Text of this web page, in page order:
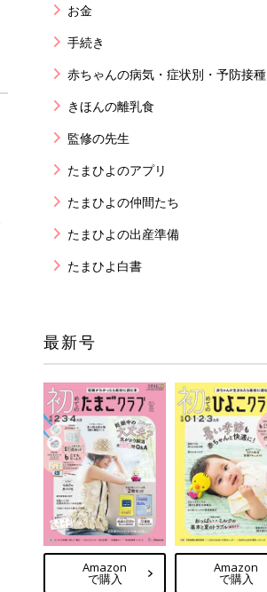
お金
手続き
赤ちゃんの病気・症状別・予防接種
きほんの離乳食
監修の先生
たまひよのアプリ
たまひよの仲間たち
たまひよの出産準備
たまひよ白書
最新号
Amazon
で購入
Amazon
で購入